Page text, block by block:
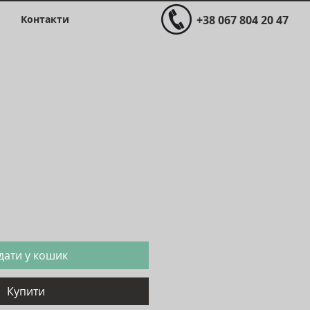
Контакти +38 067 804 20 47
у кошик
Купити